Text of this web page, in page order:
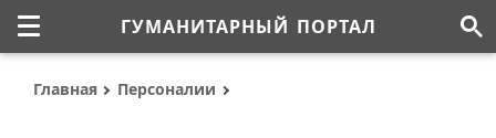
ГУМАНИТАРНЫЙ ПОРТАЛ
Главная Персоналии